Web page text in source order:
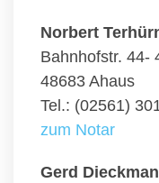
Norbert
Bahnhofstr. 44-
48683 Ahaus
Tel.: (02561)
zum Notar
Gerd